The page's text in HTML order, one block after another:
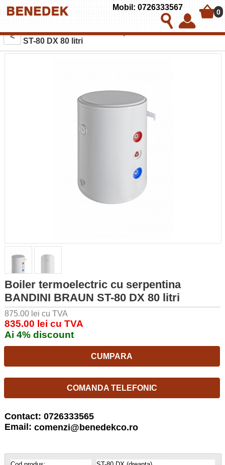
Mobil: 0726333567
0
<
Boiler termoelectric cu serpentina BANDINI BRAUN
ST-80 DX 80 litri
Boiler termoelectric cu serpentina
BANDINI BRAUN ST-80 DX 80 litri
875.00 lei cu TVA
835.00 lei cu TVA
Ai 4% discount
CUMPARA
COMANDA TELEFONIC
Contact: 0726333565
Email: comenzi@benedekco.ro